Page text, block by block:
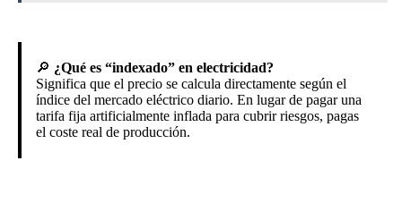
🔎 ¿Qué es “indexado” en electricidad?
Significa que el precio se calcula directamente según el
índice del mercado eléctrico diario. En lugar de pagar una
tarifa fija artificialmente inflada para cubrir riesgos, pagas
el coste real de producción.